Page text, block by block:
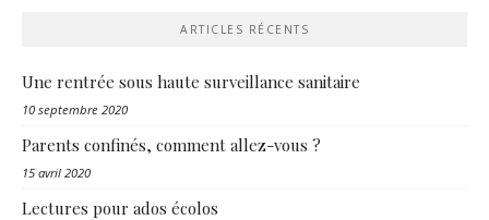
ARTICLES RÉCENTS
Une rentrée sous haute surveillance sanitaire
10 septembre 2020
Parents confinés, comment allez-vous ?
15 avril 2020
Lectures pour ados écolos